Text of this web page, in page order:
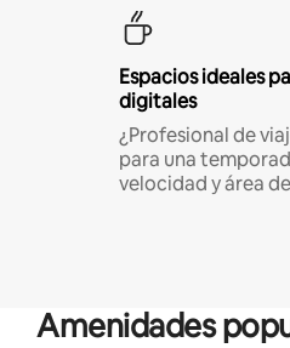
Espacios ideales
digitales
¿Profesional de
para una
velocidad y área
Amenidades